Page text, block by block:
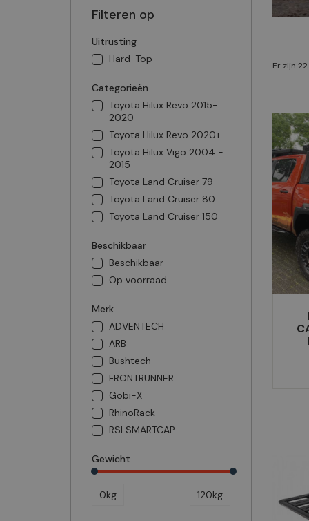
Filteren op
Uitrusting
Hard-Top
Categorieën
Toyota Hilux Revo 2015-
2020
Toyota Hilux Revo 2020+
Toyota Hilux Vigo 2004 -
2015
Toyota Land Cruiser 79
Toyota Land Cruiser 80
Toyota Land Cruiser 150
Beschikbaar
Beschikbaar
Op voorraad
Merk
ADVENTECH
ARB
Bushtech
FRONTRUNNER
Gobi-X
RhinoRack
RSI SMARTCAP
Gewicht
0kg 120kg
Er zijn